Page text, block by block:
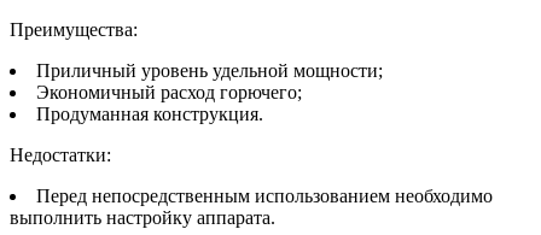
Преимущества:
Приличный уровень удельной мощности;
Экономичный расход горючего;
Продуманная конструкция.
Недостатки:
Перед непосредственным использованием необходимо
выполнить настройку аппарата.